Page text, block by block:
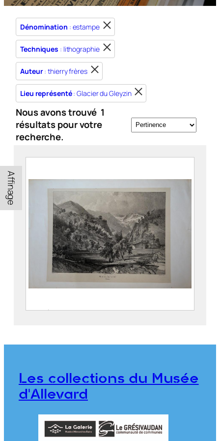
Dénomination : estampe
Techniques : lithographie
Auteur: thierry frères
Lieu représenté: Glacier du Gleyzin
Nous avons trouvé 1
résultats pour votre
recherche.
Affinage
Entrée de la Gorge d’Allevard
CICÉRI, Eugène (Paris, 27 janvier
THIERRY Frères
2018.0.12
Les collections du Musée
d'Allevard